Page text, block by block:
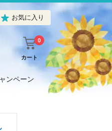
お気に入り
カート
0
ンペーン